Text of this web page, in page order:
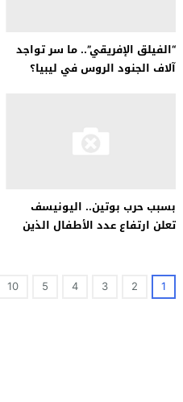
“الفيلق الإفريقي”.. ما سر تواجد
آلاف الجنود الروس في ليبيا؟
بسبب حرب بوتين.. اليونيسف
تعلن ارتفاع عدد الأطفال الذين
1
2
3
4
5
10